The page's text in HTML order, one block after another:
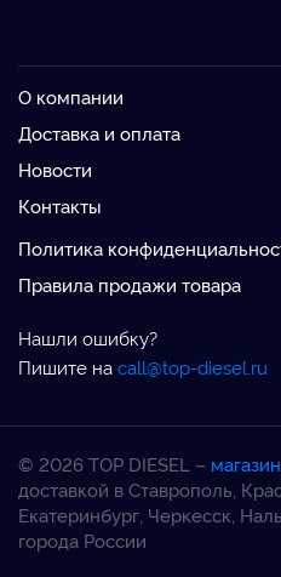
О компании
Доставка и оплата
Новости
Контакты
Политика
Правила продажи товара
Нашли ошибку?
Пишите наcall@top-diesel.ru
© 2026 TOP DIESEL –
доставкой в Ставрополь,
Екатеринбург, Черкесск,
города России